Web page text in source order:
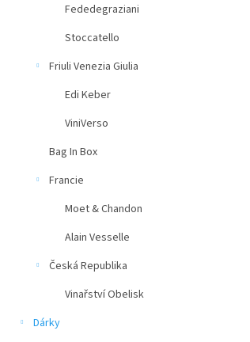
Fededegraziani
Stoccatello
Friuli Venezia Giulia
Edi Keber
ViniVerso
Bag In Box
Francie
Moet & Chandon
Alain Vesselle
Česká Republika
Vinařství Obelisk
Dárky